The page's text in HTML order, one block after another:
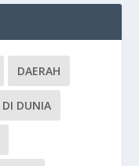
DAERAH
DI DUNIA